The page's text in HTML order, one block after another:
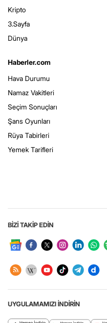
Kripto
3.Sayfa
Dünya
Haberler.com
Hava Durumu
Namaz Vakitleri
Seçim Sonuçları
Şans Oyunları
Rüya Tabirleri
Yemek Tarifleri
BİZİ TAKİP EDİN
UYGULAMAMIZI İNDİRİN